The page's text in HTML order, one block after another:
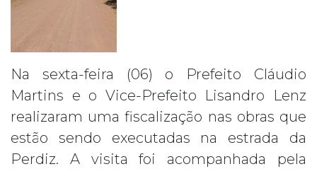
Na sexta-feira (06) o Prefeito Cláudio
Martins e o Vice-Prefeito Lisandro Lenz
realizaram uma fiscalização nas obras que
estão sendo executadas na estrada da
Perdiz. A visita foi acompanhada pela